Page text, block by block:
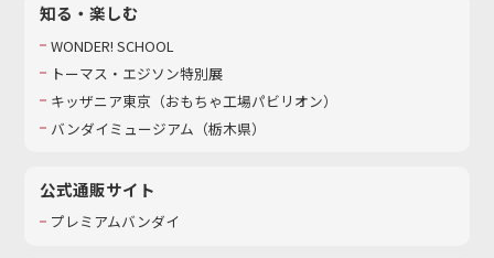
知る・楽しむ
WONDER! SCHOOL
トーマス・エジソン特別展
キッザニア東京（おもちゃ工場パビリオン）​
バンダイミュージアム（栃木県）
公式通販サイト
プレミアムバンダイ